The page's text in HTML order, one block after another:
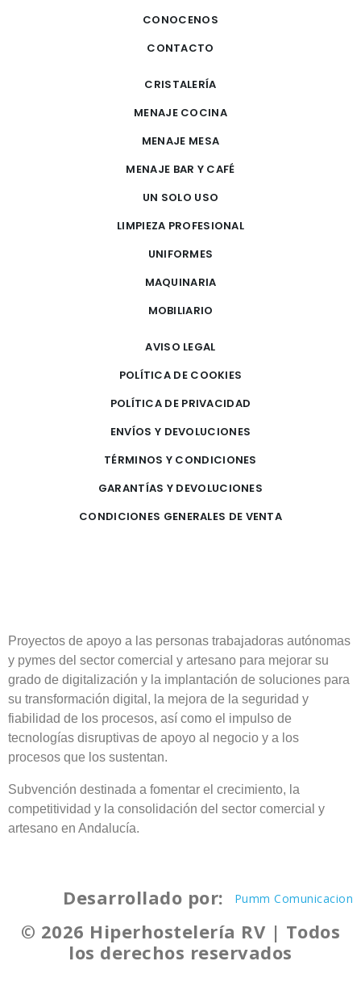
CONOCENOS
CONTACTO
CRISTALERÍA
MENAJE COCINA
MENAJE MESA
MENAJE BAR Y CAFÉ
UN SOLO USO
LIMPIEZA PROFESIONAL
UNIFORMES
MAQUINARIA
MOBILIARIO
AVISO LEGAL
POLÍTICA DE COOKIES
POLÍTICA DE PRIVACIDAD
ENVÍOS Y DEVOLUCIONES
TÉRMINOS Y CONDICIONES
GARANTÍAS Y DEVOLUCIONES
CONDICIONES GENERALES DE VENTA
Proyectos de apoyo a las personas trabajadoras autónomas
y pymes del sector comercial y artesano para mejorar su
grado de digitalización y la implantación de soluciones para
su transformación digital, la mejora de la seguridad y
fiabilidad de los procesos, así como el impulso de
tecnologías disruptivas de apoyo al negocio y a los
procesos que los sustentan.
Subvención destinada a fomentar el crecimiento, la
competitividad y la consolidación del sector comercial y
artesano en Andalucía.
Desarrollado por: Pumm Comunicacion
© 2026 Hiperhostelería RV | Todos
los derechos reservados